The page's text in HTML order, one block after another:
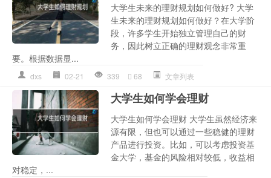
大学生未来的理财规划如何做好? 大学
生未来的理财规划如何做好？在大学阶
段，许多学生开始独立管理自己的财
务，因此树立正确的理财观念非常重
要。根据数据显...
dxs 02-21 339 68 文章列表
大学生如何学会理财
大学生如何学会理财 大学生虽然经济来
源有限，但也可以通过一些稳健的理财
产品进行投资。比如，可以考虑投资基
金大学，基金的风险相对较低，收益相
对稳定，...